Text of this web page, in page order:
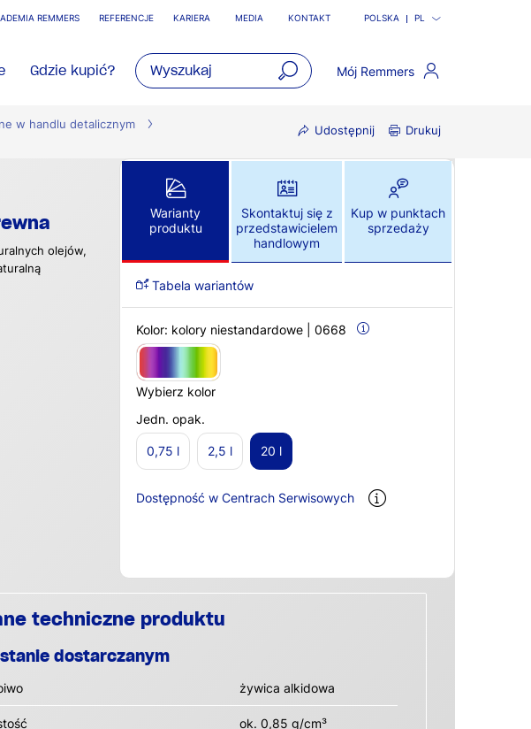
REMMERS REFERENCJE KARIERA MEDIA KONTAKT POLSKA PL
Gdzie kupić? Mój Remmers
w handlu detalicznym
Udostępnij Drukuj
olejów,
Warianty
produktu
Skontaktuj się z
przedstawicielem
handlowym
Kup w punktach
sprzedaży
Tabela wariantów
Kolor: kolory niestandardowe | 0668
Wybierz kolor
Jedn. opak.
0,75 l 2,5 l 20 l
Dostępność w Centrach Serwisowych
techniczne produktu
dostarczanym
żywica alkidowa
ok. 0,85 g/cm³